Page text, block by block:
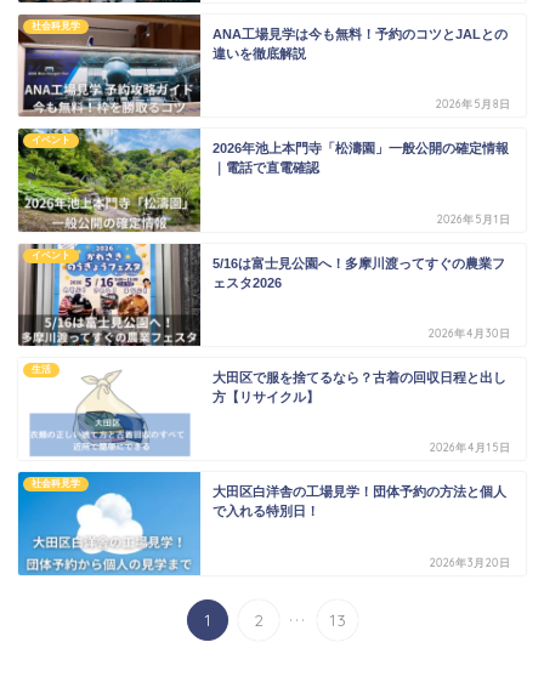
社会科見学
ANA工場見学は今も無料！予約のコツとJALとの
違いを徹底解説
2026年5月8日
イベント
2026年池上本門寺「松濤園」一般公開の確定情報
｜電話で直電確認
2026年5月1日
イベント
5/16は富士見公園へ！多摩川渡ってすぐの農業フ
ェスタ2026
2026年4月30日
生活
大田区で服を捨てるなら？古着の回収日程と出し
方【リサイクル】
2026年4月15日
社会科見学
大田区白洋舎の工場見学！団体予約の方法と個人
で入れる特別日！
2026年3月20日
1 2 ... 13